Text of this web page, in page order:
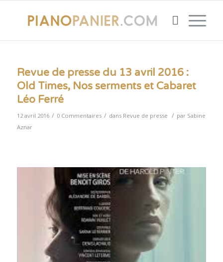
Revue de presse du 13 avril 2016 :
Old Times, Nos serments et Cabaret
Léo Ferré
12 avril 2016 / 0 Commentaires / dans Revue de presse / par Sabine
Aznar